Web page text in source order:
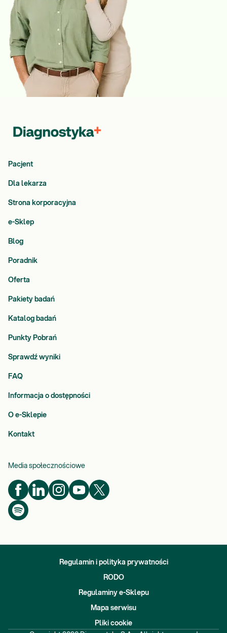
Pacjent
Dla lekarza
Strona korporacyjna
e-Sklep
Blog
Poradnik
Oferta
Pakiety badań
Katalog badań
Punkty Pobrań
Sprawdź wyniki
FAQ
Informacja o dostępności
O e-Sklepie
Kontakt
Media społecznościowe
Regulamin i polityka prywatności
RODO
Regulaminy e-Sklepu
Mapa serwisu
Pliki cookie